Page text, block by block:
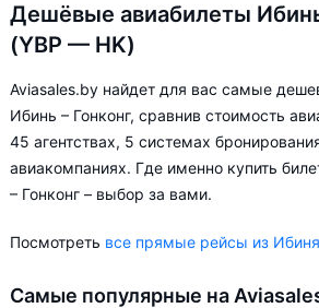
Дешёвые авиабилеты
(YBP — HK)
Aviasales.by найдет для вас самые
Ибинь – Гонконг, сравнив стоимость
45 агентствах, 5 системах
авиакомпаниях. Где именно купить
– Гонконг – выбор за вами.
Посмотреть все прямые рейсы из Ибиня
Самые популярные на